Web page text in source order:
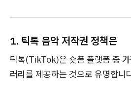
1. 틱톡 음악 저작권 정책은
틱톡(TikTok)은 숏폼 플랫폼 중
러리를 제공하는 것으로 유명합니